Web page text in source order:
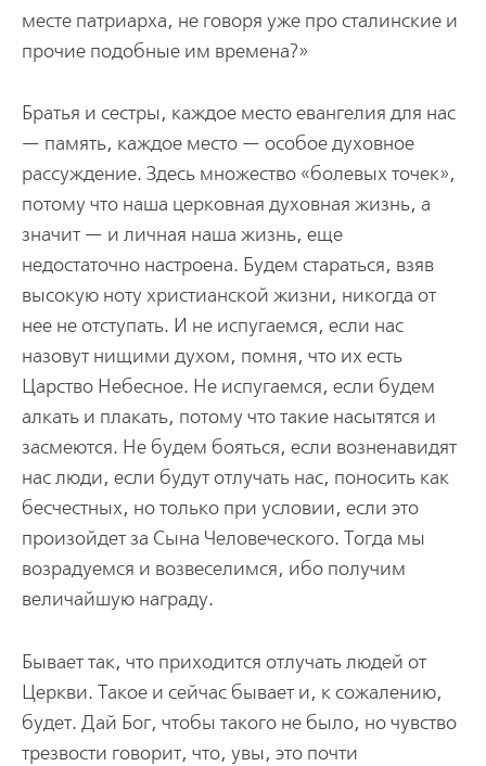
месте патриарха, не говоря уже про сталинские и
прочие подобные им времена?»
Братья и сестры, каждое место евангелия для нас
— память, каждое место — особое духовное
рассуждение. Здесь множество «болевых точек»,
потому что наша церковная духовная жизнь, а
значит — и личная наша жизнь, еще
недостаточно настроена. Будем стараться, взяв
высокую ноту христианской жизни, никогда от
нее не отступать. И не испугаемся, если нас
назовут нищими духом, помня, что их есть
Царство Небесное. Не испугаемся, если будем
алкать и плакать, потому что такие насытятся и
засмеются. Не будем бояться, если возненавидят
нас люди, если будут отлучать нас, поносить как
бесчестных, но только при условии, если это
произойдет за Сына Человеческого. Тогда мы
возрадуемся и возвеселимся, ибо получим
величайшую награду.
Бывает так, что приходится отлучать людей от
Церкви. Такое и сейчас бывает и, к сожалению,
будет. Дай Бог, чтобы такого не было, но чувство
трезвости говорит, что, увы, это почти